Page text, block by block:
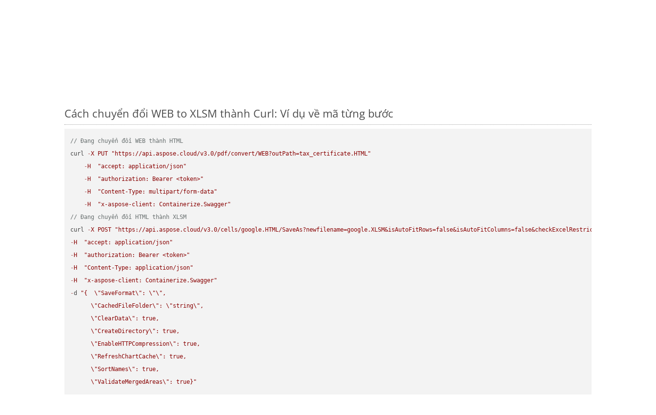
Cách chuyển đổi WEB to XLSM thành Curl: Ví dụ về mã từng bước
// Đang chuyển đổi WEB thành HTML
curl
-X PUT
"https://api.aspose.cloud/v3.0/pdf/convert/WEB?outPath=tax_certificate.HTML"
- H
"accept: application/json"
- H
"authorization: Bearer <token>"
- H
"Content-Type: multipart/form-data"
- H
"x-aspose-client: Containerize.Swagger"
// Đang chuyển đổi HTML thành XLSM
curl
-X POST
"https://api.aspose.cloud/v3.0/cells/google.HTML/SaveAs?newfilename=google.XLSM&isAutoFitRows=false&isAutoFitColumns=false&checkExcelRestriction=true"
- H
"accept: application/json"
- H
"authorization: Bearer <token>"
- H
"Content-Type: application/json"
- H
"x-aspose-client: Containerize.Swagger"
-d "{ \"SaveFormat\" : \"\" ,
\"CachedFileFolder\" : \"string\" ,
\"ClearData\" : true,
\"CreateDirectory\" : true,
\" EnableHTTPCompression\" : true,
\" RefreshChartCache\" : true,
\"SortNames\" : true,
\"ValidateMergedAreas\" : true}"